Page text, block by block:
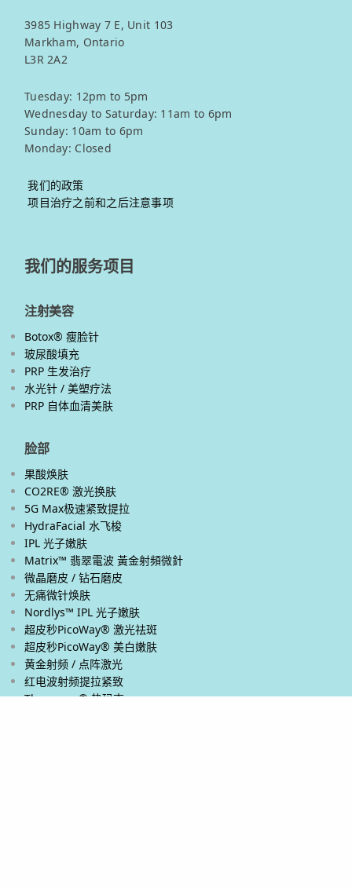
3985 Highway 7 E, Unit 103
Markham, Ontario
L3R 2A2
Tuesday: 12pm to 5pm
Wednesday to Saturday: 11am to 6pm
Sunday: 10am to 6pm
Monday: Closed
我们的政策
项目治疗之前和之后注意事项
我们的服务项目
注射美容
Botox® 瘦脸针
玻尿酸填充
PRP 生发治疗
水光针 / 美塑疗法
PRP 自体血清美肤
脸部
果酸焕肤
CO2RE® 激光换肤
5G Max极速紧致提拉
HydraFacial 水飞梭
IPL 光子嫩肤
Matrix™ 翡翠電波 黃金射頻微針
微晶磨皮 / 钻石磨皮
无痛微针焕肤
Nordlys™ IPL 光子嫩肤
超皮秒PicoWay® 激光祛斑
超皮秒PicoWay® 美白嫩肤
黄金射频 / 点阵激光
红电波射频提拉紧致
Thermage® 热玛吉